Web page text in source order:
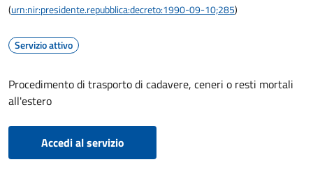
(urn:nir:presidente.repubblica:decreto:1990-09-10;285)
Servizio attivo
Procedimento di trasporto di cadavere, ceneri o resti mortali
all'estero
Accedi al servizio